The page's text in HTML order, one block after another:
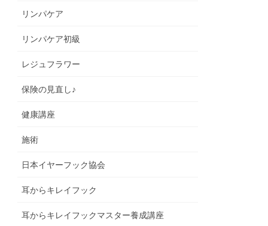
リンパケア
リンパケア初級
レジュフラワー
保険の見直し♪
健康講座
施術
日本イヤーフック協会
耳からキレイフック
耳からキレイフックマスター養成講座